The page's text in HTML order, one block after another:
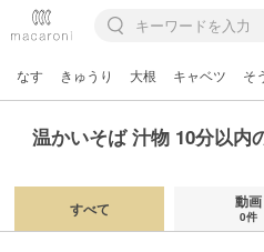
なす きゅうり 大根 キャベツ そ
温かいそば 汁物 10分以内
すべて 動画
0件